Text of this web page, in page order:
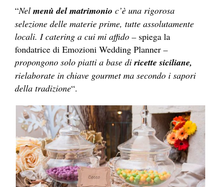
“Nel menù del matrimonio c’è una rigorosa
selezione delle materie prime, tutte assolutamente
locali. I catering a cui mi affido – spiega la
fondatrice di Emozioni Wedding Planner –
propongono solo piatti a base di ricette siciliane,
rielaborate in chiave gourmet ma secondo i sapori
della tradizione“.